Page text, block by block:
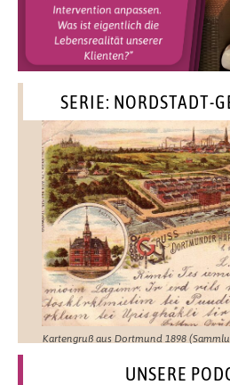
SERIE: NORDSTADT-
Kartengruß aus Dortmund 1898
UNSERE